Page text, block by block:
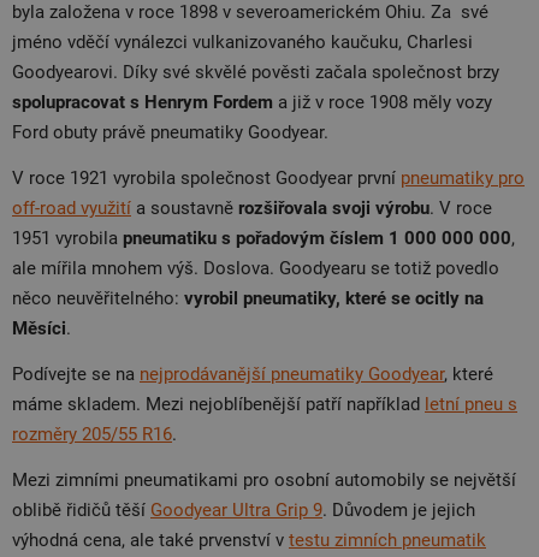
byla založena v roce 1898 v severoamerickém Ohiu. Za své
jméno vděčí vynálezci vulkanizovaného kaučuku, Charlesi
Goodyearovi. Díky své skvělé pověsti začala společnost brzy
spolupracovat s Henrym Fordem a již v roce 1908 měly vozy
Ford obuty právě pneumatiky Goodyear.
V roce 1921 vyrobila společnost Goodyear první pneumatiky pro
off-road využití a soustavně rozšiřovala svoji výrobu. V roce
1951 vyrobila pneumatiku s pořadovým číslem 1 000 000 000,
ale mířila mnohem výš. Doslova. Goodyearu se totiž povedlo
něco neuvěřitelného: vyrobil pneumatiky, které se ocitly na
Měsíci.
Podívejte se na nejprodávanější pneumatiky Goodyear, které
máme skladem. Mezi nejoblíbenější patří například letní pneu s
rozměry 205/55 R16.
Mezi zimními pneumatikami pro osobní automobily se největší
oblibě řidičů těší Goodyear Ultra Grip 9. Důvodem je jejich
výhodná cena, ale také prvenství v testu zimních pneumatik